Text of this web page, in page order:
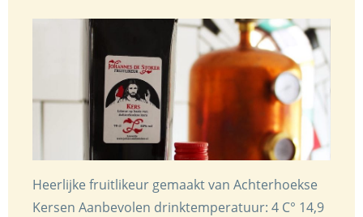
Heerlijke fruitlikeur gemaakt van Achterhoekse
Kersen Aanbevolen drinktemperatuur: 4 C° 14,9